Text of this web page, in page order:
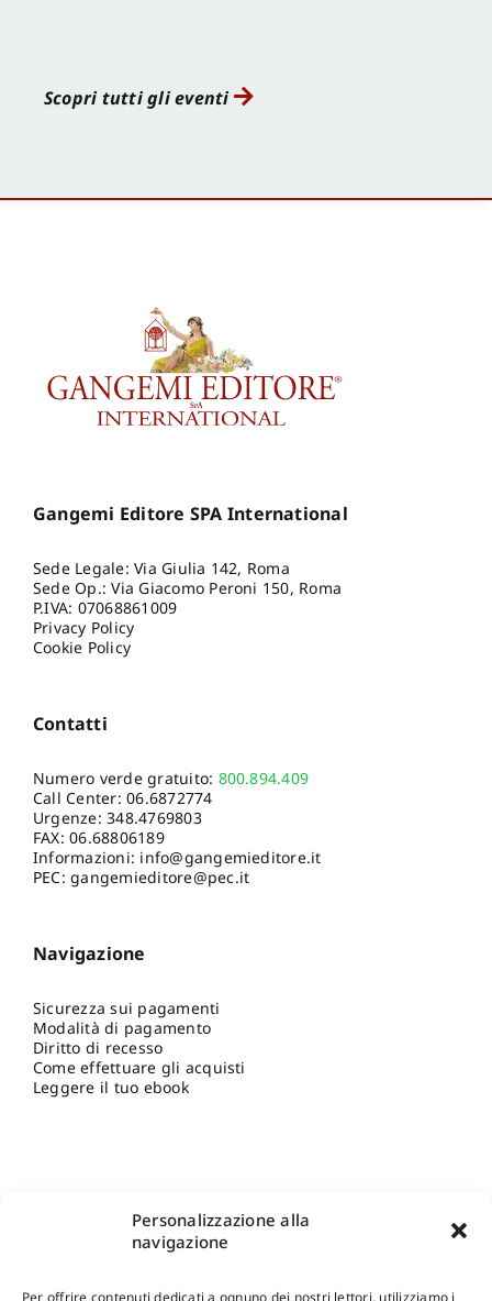
Personalizzazione alla
navigazione
Per offrire contenuti dedicati a ognuno dei nostri lettori, utilizziamo i
Scopri tutti gli eventi
Gangemi Editore SPA International
Sede Legale: Via Giulia 142, Roma
Sede Op.: Via Giacomo Peroni 150, Roma
P.IVA: 07068861009
Privacy Policy
Cookie Policy
Contatti
Numero verde gratuito: 800.894.409
Call Center:06.6872774
Urgenze:348.4769803
FAX: 06.68806189
Informazioni: info@gangemieditore.it
PEC: gangemieditore@pec.it
Navigazione
Sicurezza sui pagamenti
Modalità di pagamento
Diritto di recesso
Come effettuare gli acquisti
Leggere il tuo ebook